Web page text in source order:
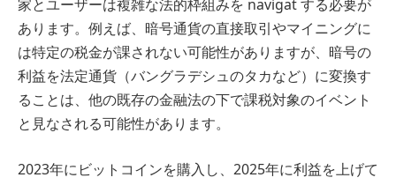
家とユーザーは複雑な法的枠組みを navigat する必要が
あります。例えば、暗号通貨の直接取引やマイニングに
は特定の税金が課されない可能性がありますが、暗号の
利益を法定通貨（バングラデシュのタカなど）に変換す
ることは、他の既存の金融法の下で課税対象のイベント
と見なされる可能性があります。
2023年にビットコインを購入し、2025年に利益を上げて